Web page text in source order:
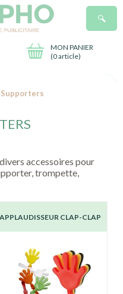
MON PANIER
(0 article)
Supporters
accessoires pour
trompette,
APPLAUDISSEUR CLAP-CLAP